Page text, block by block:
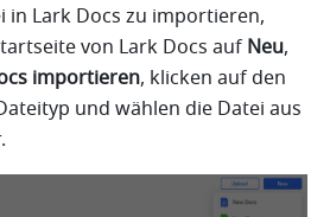
in Lark Docs zu importieren,
von Lark Docs auf Neu,
importieren, klicken auf den
und wählen die Datei aus